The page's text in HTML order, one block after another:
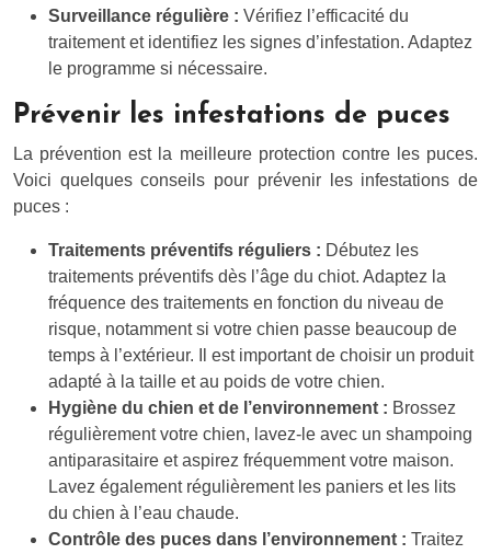
Surveillance régulière : Vérifiez l’efficacité du
traitement et identifiez les signes d’infestation. Adaptez
le programme si nécessaire.
Prévenir les infestations de puces
La prévention est la meilleure protection contre les puces.
Voici quelques conseils pour prévenir les infestations de
puces :
Traitements préventifs réguliers : Débutez les
traitements préventifs dès l’âge du chiot. Adaptez la
fréquence des traitements en fonction du niveau de
risque, notamment si votre chien passe beaucoup de
temps à l’extérieur. Il est important de choisir un produit
adapté à la taille et au poids de votre chien.
Hygiène du chien et de l’environnement : Brossez
régulièrement votre chien, lavez-le avec un shampoing
antiparasitaire et aspirez fréquemment votre maison.
Lavez également régulièrement les paniers et les lits
du chien à l’eau chaude.
Contrôle des puces dans l’environnement : Traitez